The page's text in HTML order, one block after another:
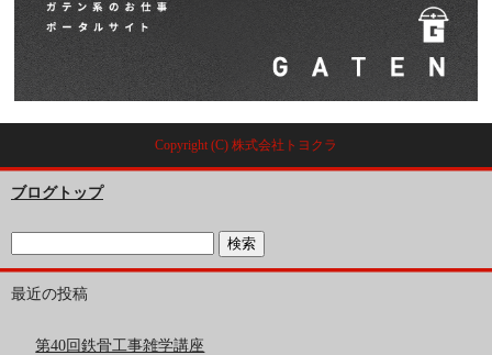
Copyright (C) 株式会社トヨクラ
ブログトップ
最近の投稿
第40回鉄骨工事雑学講座